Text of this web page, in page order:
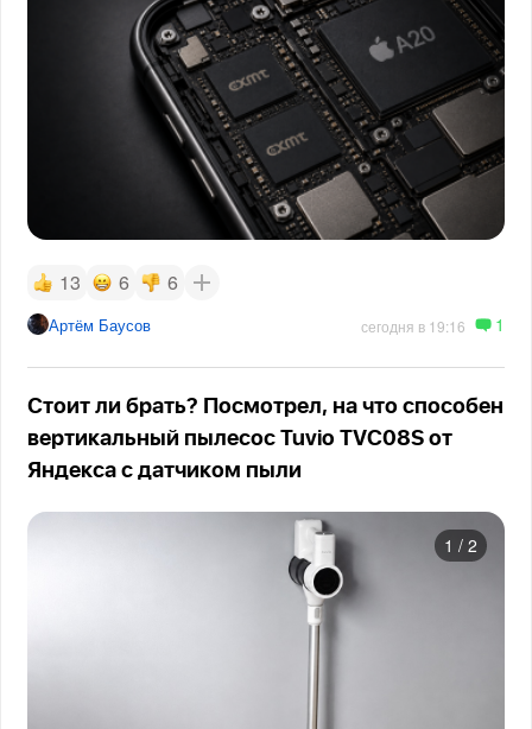
13 6 6
Артём Баусов сегодня в 19:16 1
Стоит ли брать? Посмотрел, на что способен
вертикальный пылесос Tuvio TVC08S от
Яндекса с датчиком пыли
1 / 2